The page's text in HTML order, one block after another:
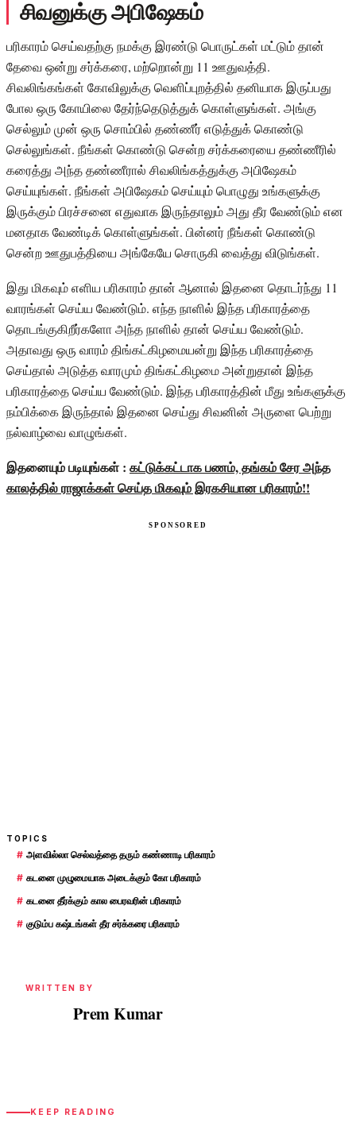
சிவனுக்கு அபிஷேகம்
பரிகாரம் செய்வதற்கு நமக்கு இரண்டு பொருட்கள் மட்டும் தான்
தேவை ஒன்று சர்க்கரை, மற்றொன்று 11 ஊதுவத்தி.
சிவலிங்கங்கள் கோவிலுக்கு வெளிப்புறத்தில் தனியாக இருப்பது
போல ஒரு கோயிலை தேர்ந்தெடுத்துக் கொள்ளுங்கள். அங்கு
செல்லும் முன் ஒரு சொம்பில் தண்ணீர் எடுத்துக் கொண்டு
செல்லுங்கள். நீங்கள் கொண்டு சென்ற சர்க்கரையை தண்ணீரில்
கரைத்து அந்த தண்ணீரால் சிவலிங்கத்துக்கு அபிஷேகம்
செய்யுங்கள். நீங்கள் அபிஷேகம் செய்யும் பொழுது உங்களுக்கு
இருக்கும் பிரச்சனை எதுவாக இருந்தாலும் அது தீர வேண்டும் என
மனதாக வேண்டிக் கொள்ளுங்கள். பின்னர் நீங்கள் கொண்டு
சென்ற ஊதுபத்தியை அங்கேயே சொருகி வைத்து விடுங்கள்.
இது மிகவும் எளிய பரிகாரம் தான் ஆனால் இதனை தொடர்ந்து 11
வாரங்கள் செய்ய வேண்டும். எந்த நாளில் இந்த பரிகாரத்தை
தொடங்குகிறீர்களோ அந்த நாளில் தான் செய்ய வேண்டும்.
அதாவது ஒரு வாரம் திங்கட்கிழமையன்று இந்த பரிகாரத்தை
செய்தால் அடுத்த வாரமும் திங்கட்கிழமை அன்றுதான் இந்த
பரிகாரத்தை செய்ய வேண்டும். இந்த பரிகாரத்தின் மீது உங்களுக்கு
நம்பிக்கை இருந்தால் இதனை செய்து சிவனின் அருளை பெற்று
நல்வாழ்வை வாழுங்கள்.
இதனையும் படியுங்கள் : கட்டுக்கட்டாக பணம், தங்கம் சேர அந்த
காலத்தில் ராஜாக்கள் செய்த மிகவும் இரகசியான பரிகாரம்!!
TOPICS
# அளவில்லா செல்வத்தை தரும் கண்ணாடி பரிகாரம்
# கடனை முழுமையாக அடைக்கும் கோ பரிகாரம்
# கடனை தீர்க்கும் கால பைரவரின் பரிகாரம்
# குடும்ப கஷ்டங்கள் தீர சர்க்கரை பரிகாரம்
WRITTEN BY
Prem Kumar
KEEP READING